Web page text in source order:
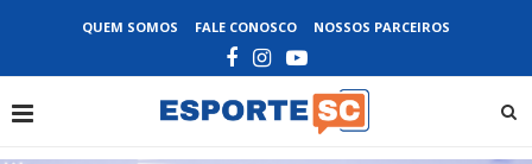
QUEM SOMOS FALE CONOSCO NOSSOS PARCEIROS